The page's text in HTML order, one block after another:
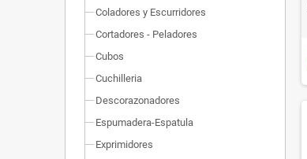
Coladores y Escurridores
Cortadores - Peladores
Cubos
Cuchilleria
Descorazonadores
Espumadera-Espatula
Exprimidores